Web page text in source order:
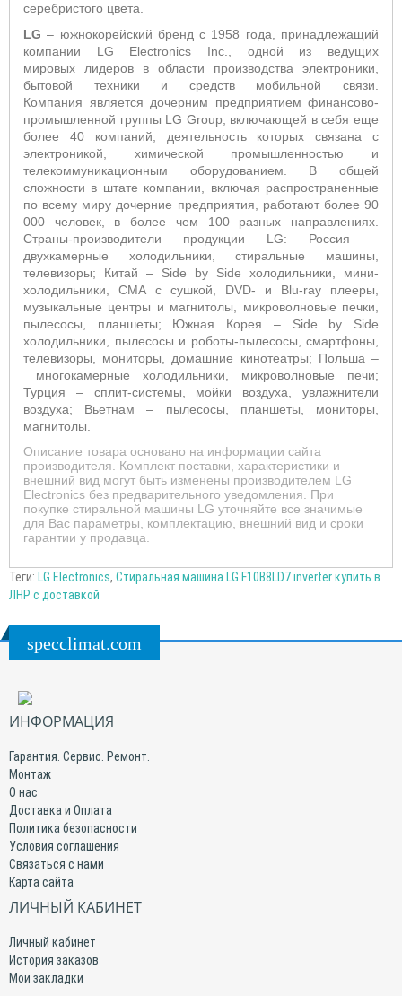
серебристого цвета.
LG – южнокорейский бренд с 1958 года, принадлежащий
компании LG Electronics Inc., одной из ведущих
мировых лидеров в области производства электроники,
бытовой техники и средств мобильной связи.
Компания является дочерним предприятием финансово-
промышленной группы LG Group, включающей в себя еще
более 40 компаний, деятельность которых связана с
электроникой, химической промышленностью и
телекоммуникационным оборудованием. В общей
сложности в штате компании, включая распространенные
по всему миру дочерние предприятия, работают более 90
000 человек, в более чем 100 разных направлениях.
Страны-производители продукции LG: Россия –
двухкамерные холодильники, стиральные машины,
телевизоры; Китай –
Side by Side холодильники, мини-
холодильники, СМА с сушкой, DVD- и Blu-ray плееры,
музыкальные центры и магнитолы, микроволновые печки,
пылесосы, планшеты; Южная Корея –
Side by Side
холодильники, пылесосы и роботы-пылесосы, смартфоны,
телевизоры, мониторы, домашние кинотеатры; Польша –
многокамерные холодильники, микроволновые печи;
Турция – сплит-системы, мойки воздуха, увлажнители
воздуха; Вьетнам –
пылесосы, планшеты, мониторы,
магнитолы.
Описание товара основано на информации сайта
производителя. Комплект поставки, характеристики и
внешний вид могут быть изменены производителем LG
Electronics без предварительного уведомления. При
покупке стиральной машины LG уточняйте все значимые
для Вас параметры, комплектацию, внешний вид и сроки
гарантии у продавца.
Теги: LG Electronics, Стиральная машина LG F10B8LD7 inverter купить в
ЛНР с доставкой
specclimat.com
ИНФОРМАЦИЯ
Гарантия. Сервис. Ремонт.
Монтаж
О нас
Доставка и Оплата
Политика безопасности
Условия соглашения
Связаться с нами
Карта сайта
ЛИЧНЫЙ КАБИНЕТ
Личный кабинет
История заказов
Мои закладки